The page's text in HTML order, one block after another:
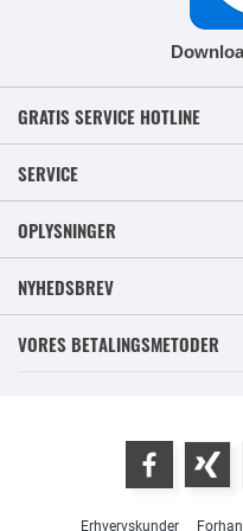
GRATIS SERVICE HOTLINE
SERVICE
OPLYSNINGER
NYHEDSBREV
VORES BETALINGSMETODER
Erhvervskunder